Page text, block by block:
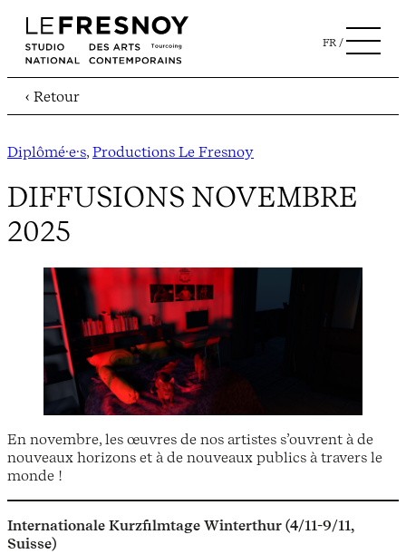
FR
‹ Retour
Diplômé·e·s, Productions Le Fresnoy
DIFFUSIONS NOVEMBRE
2025
En novembre, les œuvres de nos artistes s’ouvrent à de
nouveaux horizons et à de nouveaux publics à travers le
monde !
Internationale Kurzfilmtage Winterthur (4/11-9/11,
Suisse)